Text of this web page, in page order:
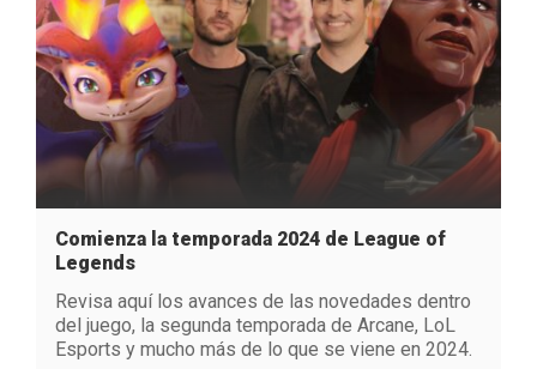
Comienza la temporada 2024 de League of
Legends
Revisa aquí los avances de las novedades dentro
del juego, la segunda temporada de Arcane, LoL
Esports y mucho más de lo que se viene en 2024.